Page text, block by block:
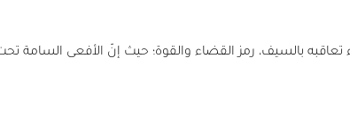
بالسيف، رمز القضاء والقوة؛ حيث إنّ الأفعى السامة